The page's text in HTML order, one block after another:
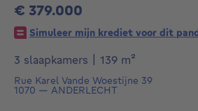
€ 379.000
379000€
Simuleer mijn krediet voor dit
3 slaapkamers
139 m²
Rue Karel Vande Woestijne 39
1070 — ANDERLECHT